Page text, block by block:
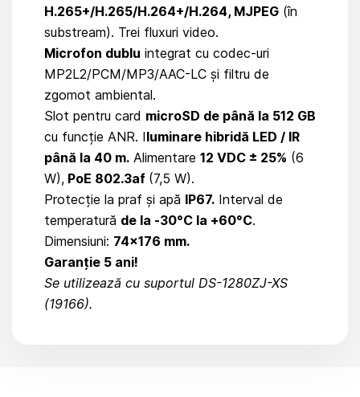
H.265+/H.265/H.264+/H.264, MJPEG (în
substream). Trei fluxuri video.
Microfon dublu integrat cu codec-uri
MP2L2/PCM/MP3/AAC-LC și filtru de
zgomot ambiental.
Slot pentru card microSD de până la 512 GB
cu funcție ANR. Iluminare hibridă LED / IR
până la 40 m. Alimentare 12 VDC ± 25% (6
W), PoE 802.3af (7,5 W).
Protecție la praf și apă IP67. Interval de
temperatură de la -30°C la +60°C.
Dimensiuni: 74×176 mm.
Garanție 5 ani!
Se utilizează cu suportul DS-1280ZJ-XS
(19166).